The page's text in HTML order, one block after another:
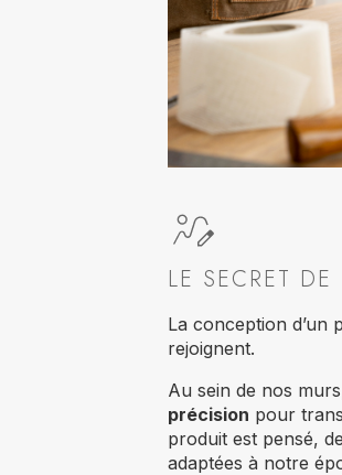
LE SECRET
La conception d’un
rejoignent.
Au sein de nos
précision pour
produit est pensé,
adaptées à notre